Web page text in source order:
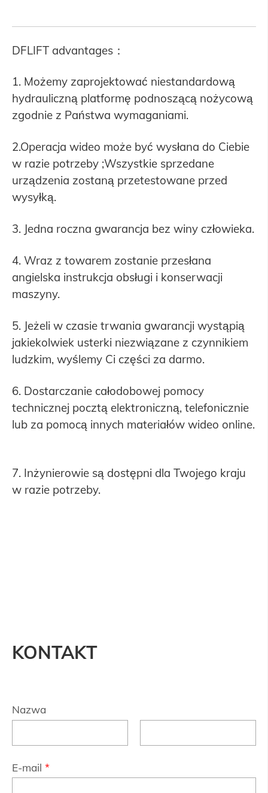
DFLIFT advantages：
1. Możemy zaprojektować niestandardową
hydrauliczną platformę podnoszącą nożycową
zgodnie z Państwa wymaganiami.
2.Operacja wideo może być wysłana do Ciebie
w razie potrzeby ;Wszystkie sprzedane
urządzenia zostaną przetestowane przed
wysyłką.
3. Jedna roczna gwarancja bez winy człowieka.
4. Wraz z towarem zostanie przesłana
angielska instrukcja obsługi i konserwacji
maszyny.
5. Jeżeli w czasie trwania gwarancji wystąpią
jakiekolwiek usterki niezwiązane z czynnikiem
ludzkim, wyślemy Ci części za darmo.
6. Dostarczanie całodobowej pomocy
technicznej pocztą elektroniczną, telefonicznie
lub za pomocą innych materiałów wideo online.
7. Inżynierowie są dostępni dla Twojego kraju
w razie potrzeby.
KONTAKT
Nazwa
E-mail *